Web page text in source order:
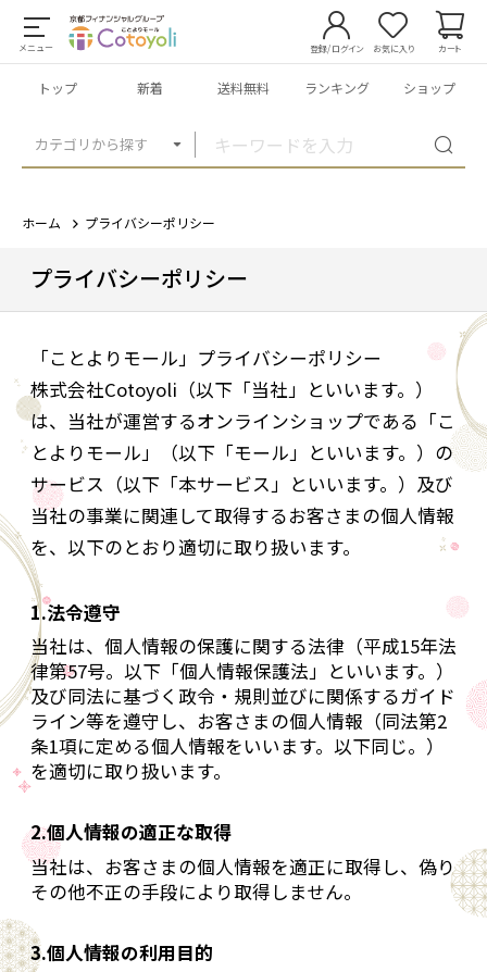
メニュー
カテゴリから探す
登録/ログイン お気に入り カート
トップ 新着 送料無料 ランキング ショップ
ホーム プライバシーポリシー
プライバシーポリシー
「ことよりモール」プライバシーポリシー
株式会社Cotoyoli（以下「当社」といいます。）
は、当社が運営するオンラインショップである「こ
とよりモール」（以下「モール」といいます。）の
サービス（以下「本サービス」といいます。）及び
当社の事業に関連して取得するお客さまの個人情報
を、以下のとおり適切に取り扱います。
1.法令遵守
当社は、個人情報の保護に関する法律（平成15年法
律第57号。以下「個人情報保護法」といいます。）
及び同法に基づく政令・規則並びに関係するガイド
ライン等を遵守し、お客さまの個人情報（同法第2
条1項に定める個人情報をいいます。以下同じ。）
を適切に取り扱います。
2.個人情報の適正な取得
当社は、お客さまの個人情報を適正に取得し、偽り
その他不正の手段により取得しません。
3.個人情報の利用目的